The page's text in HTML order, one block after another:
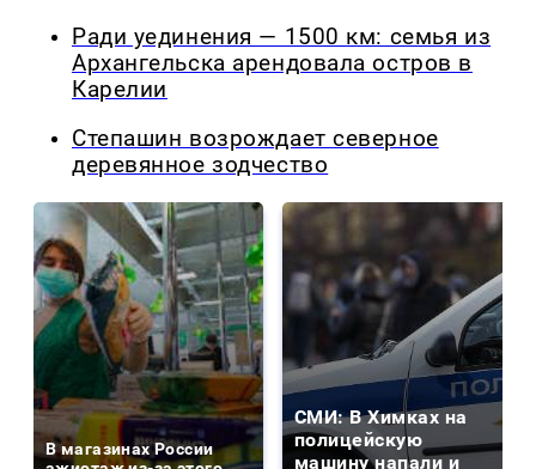
Ради уединения — 1500 км: семья из
Архангельска арендовала остров в
Карелии
Степашин возрождает северное
деревянное зодчество
В магазинах России
СМИ: В Химках на
полицейскую
машину напали и